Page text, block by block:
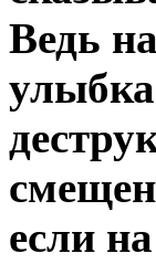
Ведь
если